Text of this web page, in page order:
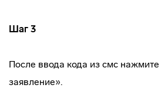
Шаг 3
После ввода кода из смс
заявление».